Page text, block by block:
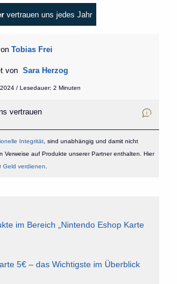
vertrauen uns jedes Jahr
Tobias Frei
von Sara Herzog
/ Lesedauer: 2 Minuten
vertrauen
Integrität, sind unabhängig und damit nicht
Verweise auf Produkte unserer Partner enthalten. Hier
Geld verdienen
im Bereich „Nintendo Eshop Karte
5€ – das Wichtigste im Überblick